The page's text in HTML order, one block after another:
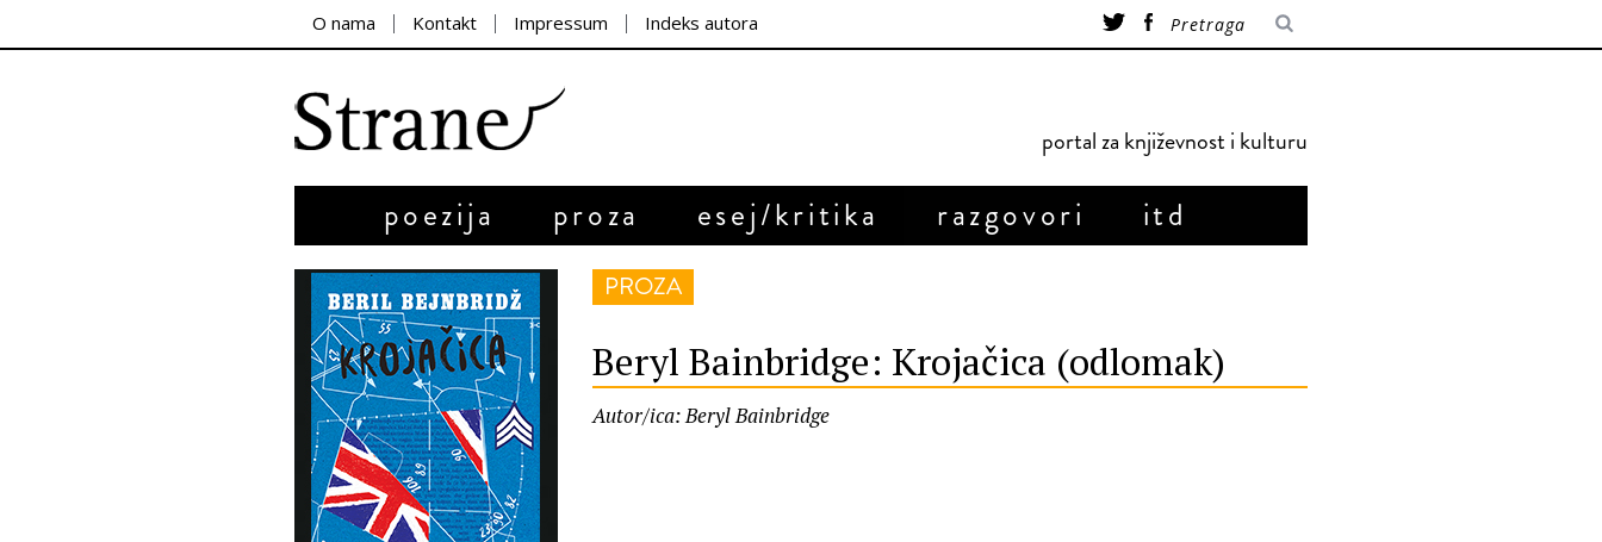
O nama Kontakt Impressum Indeks autora
portal za književnost i kulturu
poezija proza esej/kritika razgovori itd
PROZA
Beryl Bainbridge: Krojačica (odlomak)
Autor/ica: Beryl Bainbridge